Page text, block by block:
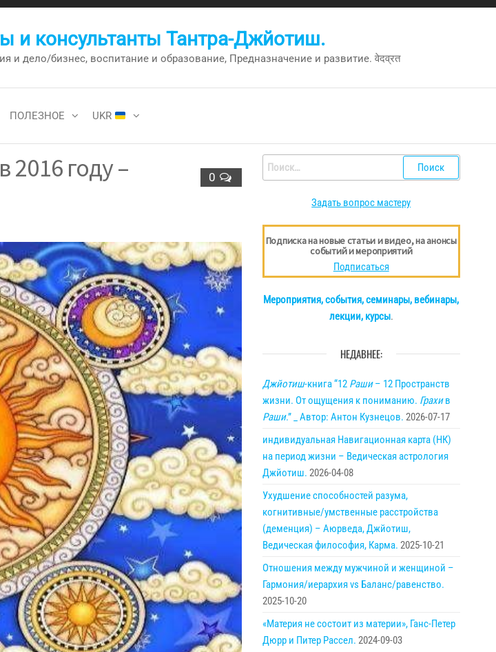
и консультанты Тантра-Джйотиш.
дело/бизнес, воспитание и образование, Предназначение и развитие. वेदव्रत
ПОЛЕЗНОЕ UKR
0
году –
Найти:
Задать вопрос мастеру
Подписка на новые статьи и видео, на анонсы
событий и мероприятий
Подписаться
Мероприятия, события, семинары, вебинары,
лекции, курсы.
НЕДАВНЕЕ:
Джйотиш-книга “12 Раши– 12 Пространств
жизни. От ощущения к пониманию. Грахив
Раши.” _ Автор: Антон Кузнецов. 2026-07-17
индивидуальная Навигационная карта (НК)
на период жизни – Ведическая астрология
Джйотиш. 2026-04-08
Ухудшение способностей разума,
когнитивные/умственные расстройства
(деменция) – Аюрведа, Джйотиш,
Ведическая философия, Карма. 2025-10-21
Отношения между мужчиной и женщиной –
Гармония/иерархия vs Баланс/равенство.
2025-10-20
«Материя не состоит из материи», Ганс-Петер
Дюрр и Питер Рассел. 2024-09-03